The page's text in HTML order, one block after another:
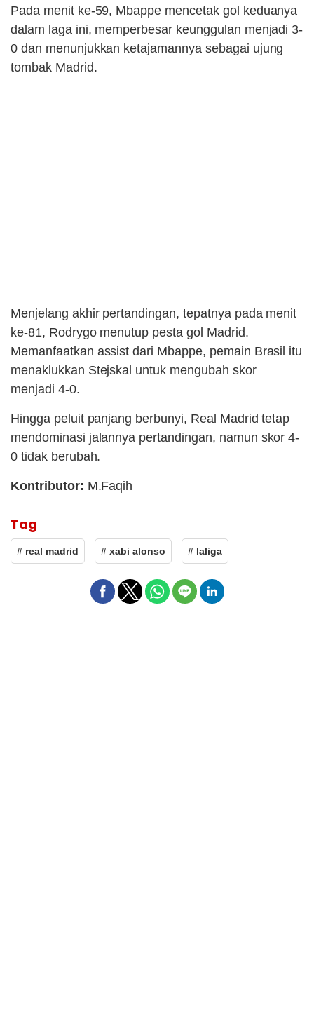
Pada menit ke-59, Mbappe mencetak gol keduanya
dalam laga ini, memperbesar keunggulan menjadi 3-
0 dan menunjukkan ketajamannya sebagai ujung
tombak Madrid.
Menjelang akhir pertandingan, tepatnya pada menit
ke-81, Rodrygo menutup pesta gol Madrid.
Memanfaatkan assist dari Mbappe, pemain Brasil itu
menaklukkan Stejskal untuk mengubah skor
menjadi 4-0.
Hingga peluit panjang berbunyi, Real Madrid tetap
mendominasi jalannya pertandingan, namun skor 4-
0 tidak berubah.
Kontributor: M.Faqih
Tag
# real madrid # xabi alonso # laliga